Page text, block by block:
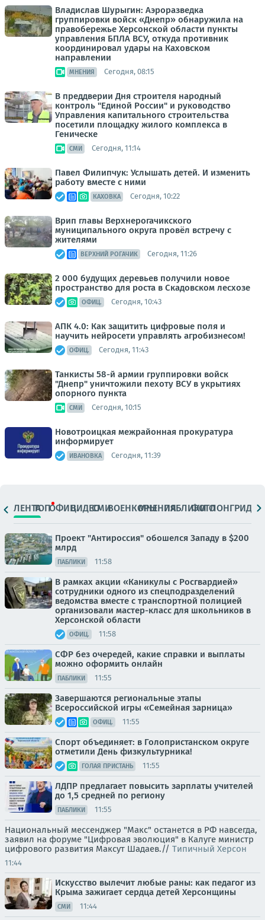
Владислав Шурыгин: Аэроразведка
группировки войск «Днепр» обнаружила на
правобережье Херсонской области пункты
управления БПЛА ВСУ, откуда противник
координировал удары на Каховском
направлении
МНЕНИЯ Сегодня, 08:15
В преддверии Дня строителя народный
контроль "Единой России" и руководство
Управления капитального строительства
посетили площадку жилого комплекса в
Геническе
СМИ Сегодня, 11:14
Павел Филипчук: Услышать детей. И изменить
работу вместе с ними
КАХОВКА Сегодня, 10:22
Врип главы Верхнерогачикского
муниципального округа провёл встречу с
жителями
ВЕРХНИЙ РОГАЧИК Сегодня, 11:26
2 000 будущих деревьев получили новое
пространство для роста в Скадовском лесхозе
ОФИЦ. Сегодня, 10:43
АПК 4.0: Как защитить цифровые поля и
научить нейросети управлять агробизнесом!
ОФИЦ. Сегодня, 11:43
Танкисты 58-й армии группировки войск
"Днепр" уничтожили пехоту ВСУ в укрытиях
опорного пункта
СМИ Сегодня, 10:15
Новотроицкая межрайонная прокуратура
информирует
ИВАНОВКА Сегодня, 11:39
ЛЕНТАТОПОФИЦ.ВИДЕОСМИВОЕНКОРЫМНЕНИЯПАБЛИКИ
ФОТОЛОНГРИДЫ
Проект "Антироссия" обошелся Западу в $200
млрд
ПАБЛИКИ 11:58
В рамках акции «Каникулы с Росгвардией»
сотрудники одного из спецподразделений
ведомства вместе с транспортной полицией
организовали мастер-класс для школьников в
Херсонской области
ОФИЦ. 11:58
СФР без очередей, какие справки и выплаты
можно оформить онлайн
ПАБЛИКИ 11:55
Завершаются региональные этапы
Всероссийской игры «Семейная зарница»
ОФИЦ. 11:55
Спорт объединяет: в Голопристанском округе
отметили День физкультурника!
ГОЛАЯ ПРИСТАНЬ 11:55
ЛДПР предлагает повысить зарплаты учителей
до 1,5 средней по региону
ПАБЛИКИ 11:55
Национальный мессенджер "Макс" останется в РФ навсегда,
заявил на форуме "Цифровая эволюция" в Калуге министр
цифрового развития Максут Шадаев.// Типичный Херсон
11:44
Искусство вылечит любые раны: как педагог из
Крыма зажигает сердца детей Херсонщины
СМИ 11:44